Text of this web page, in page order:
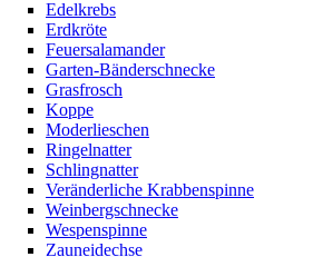
Edelkrebs
Erdkröte
Feuersalamander
Garten-Bänderschnecke
Grasfrosch
Koppe
Moderlieschen
Ringelnatter
Schlingnatter
Veränderliche Krabbenspinne
Weinbergschnecke
Wespenspinne
Zauneidechse